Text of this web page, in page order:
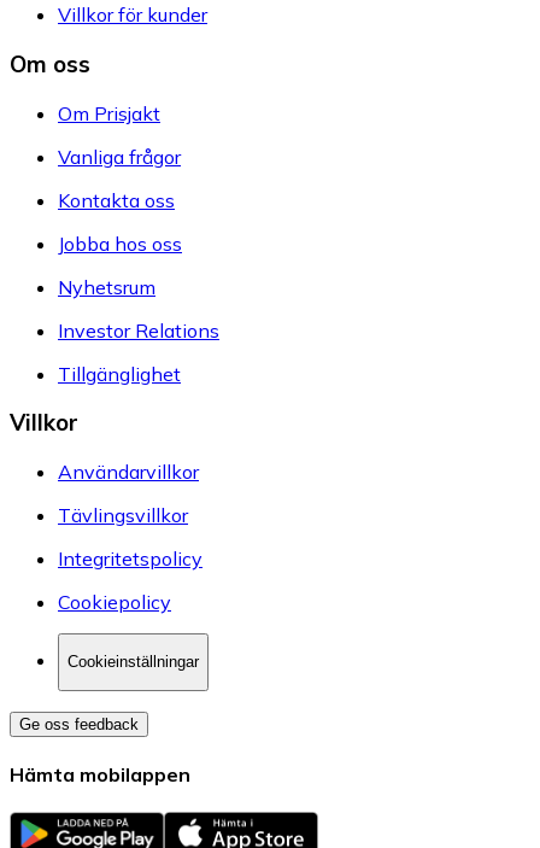
Villkor för kunder
Om oss
Om Prisjakt
Vanliga frågor
Kontakta oss
Jobba hos oss
Nyhetsrum
Investor Relations
Tillgänglighet
Villkor
Användarvillkor
Tävlingsvillkor
Integritetspolicy
Cookiepolicy
Cookieinställningar
Ge oss feedback
Hämta mobilappen